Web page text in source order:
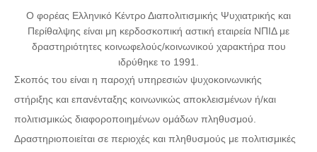
O φορέας Ελληνικό Κέντρο Διαπολιτισμικής Ψυχιατρικής και
Περίθαλψης είναι μη κερδοσκοπική αστική εταιρεία ΝΠΙΔ με
δραστηριότητες κοινωφελούς/κοινωνικού χαρακτήρα που
ιδρύθηκε το 1991.
Σκοπός του είναι η παροχή υπηρεσιών ψυχοκοινωνικής
στήριξης και επανένταξης κοινωνικώς αποκλεισμένων ή/και
πολιτισμικώς διαφοροποιημένων ομάδων πληθυσμού.
Δραστηριοποιείται σε περιοχές και πληθυσμούς με πολιτισμικές